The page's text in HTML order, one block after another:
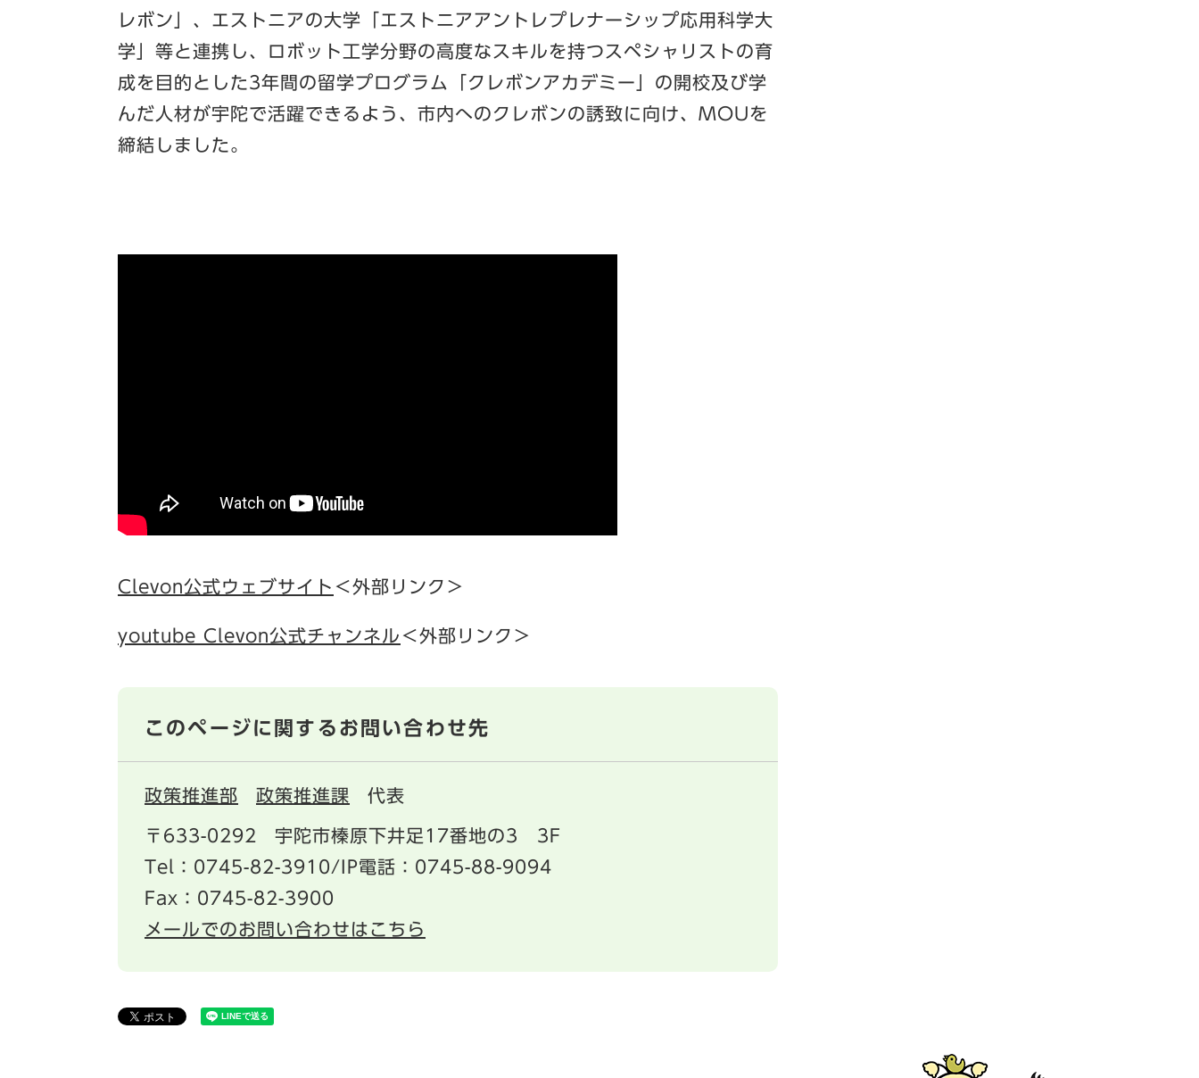
レボン」、エストニアの大学「エストニアアントレプレナーシップ応用科学大
学」等と連携し、ロボット工学分野の高度なスキルを持つスペシャリストの育
成を目的とした3年間の留学プログラム「クレボンアカデミー」の開校及び学
んだ人材が宇陀で活躍できるよう、市内へのクレボンの誘致に向け、MOUを
締結しました。
Clevon公式ウェブサイト ＜外部リンク＞
youtube Clevon公式チャンネル ＜外部リンク＞
このページに関するお問い合わせ先
政策推進部 政策推進課 代表
〒633-0292
宇陀市榛原下井足17番地の3 3F
Tel：0745-82-3910/IP電話：0745-88-9094
Fax：0745-82-3900
メールでのお問い合わせはこちら